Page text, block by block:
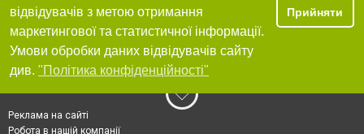
відвідувачів з метою отримання
маркетингової та статистичної інформації.
Умови обробки даних відвідувачів сайту
див. "Політика конфіденційності"
Прийняти
Реклама на сайті
Робота в нашій компанії